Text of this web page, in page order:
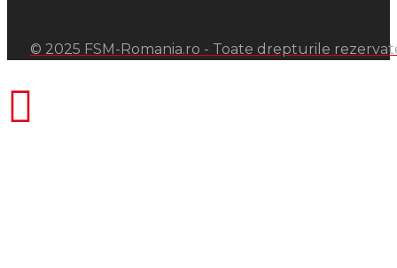
© 2025 FSM-Romania.ro - Toate drepturile